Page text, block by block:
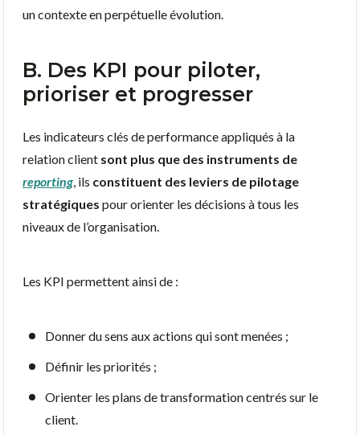
un contexte en perpétuelle évolution.
B. Des KPI pour piloter,
prioriser et progresser
Les indicateurs clés de performance appliqués à la
relation client sont plus que des instruments de
reporting , ils constituent des leviers de pilotage
stratégiques pour orienter les décisions à tous les
niveaux de l’organisation.
Les KPI permettent ainsi de :
Donner du sens aux actions qui sont menées ;
Définir les priorités ;
Orienter les plans de transformation centrés sur le
client.